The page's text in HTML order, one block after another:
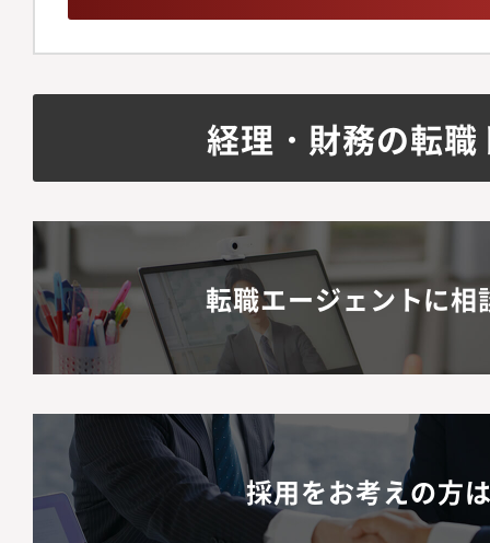
経理・財務の転
転職エージェントに相
採用をお考えの方